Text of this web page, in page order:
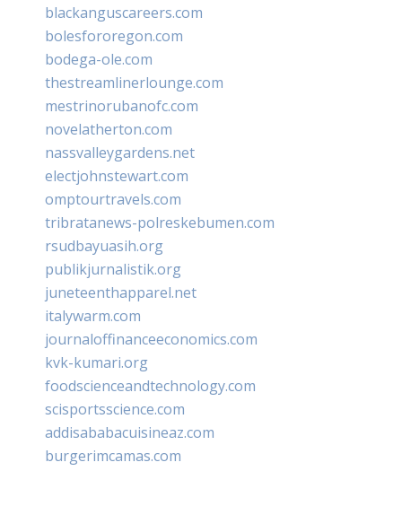
blackanguscareers.com
bolesfororegon.com
bodega-ole.com
thestreamlinerlounge.com
mestrinorubanofc.com
novelatherton.com
nassvalleygardens.net
electjohnstewart.com
omptourtravels.com
tribratanews-polreskebumen.com
rsudbayuasih.org
publikjurnalistik.org
juneteenthapparel.net
italywarm.com
journaloffinanceeconomics.com
kvk-kumari.org
foodscienceandtechnology.com
scisportsscience.com
addisababacuisineaz.com
burgerimcamas.com